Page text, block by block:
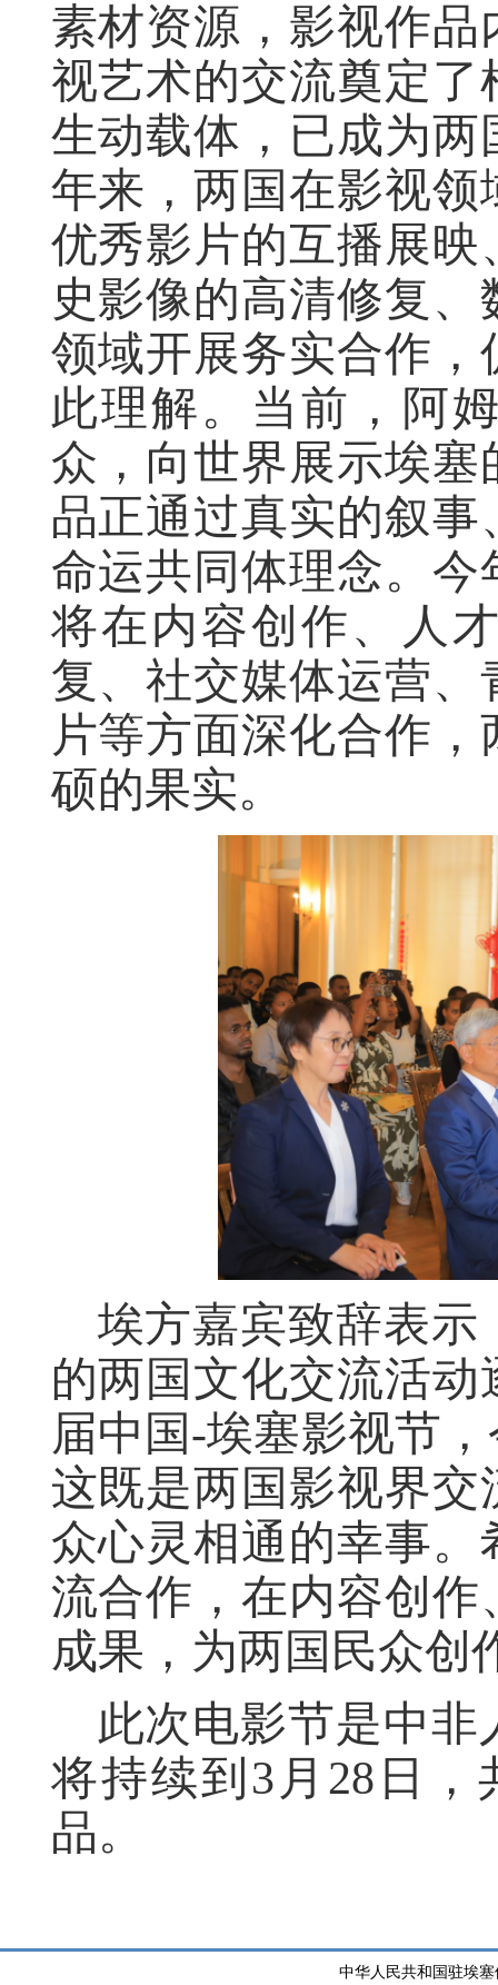
素材资源，影视作
视艺术的交流奠定
生动载体，已成为
年来，两国在影视
优秀影片的互播展
史影像的高清修复
领域开展务实合作
此理解。当前，阿
众，向世界展示埃
品正通过真实的叙
命运共同体理念。
将在内容创作、人
复、社交媒体运营
片等方面深化合作
硕的果实。
埃方嘉宾致辞表示
的两国文化交流活动
届中国-埃塞影视节
这既是两国影视界
众心灵相通的幸事
流合作，在内容创
成果，为两国民众创
此次电影节是中
将持续到3月28日
品。
中华人民共和国驻埃